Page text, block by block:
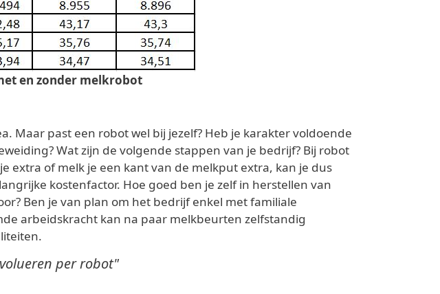
en zonder melkrobot
Maar past een robot wel bij jezelf? Heb je karakter voldoende
Wat zijn de volgende stappen van je bedrijf? Bij robot
extra of melk je een kant van de melkput extra, kan je dus
kostenfactor. Hoe goed ben je zelf in herstellen van
Ben je van plan om het bedrijf enkel met familiale
arbeidskracht kan na paar melkbeurten zelfstandig
per robot"